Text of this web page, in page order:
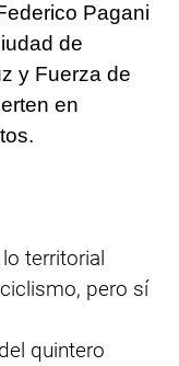
Pagani
de
y Fuerza de
en
territorial
pero sí
quintero